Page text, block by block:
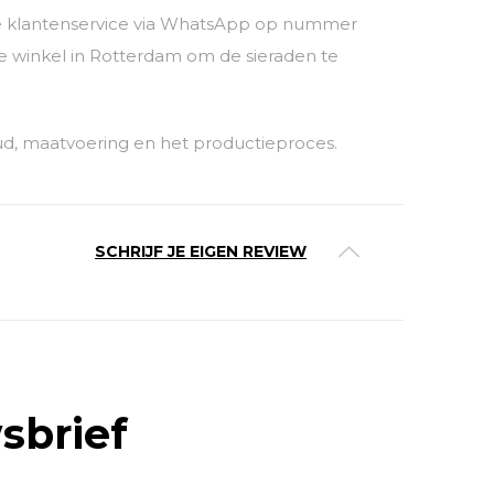
via WhatsApp op nummer
winkel in Rotterdam om de sieraden te
maatvoering en het productieproces.
SCHRIJF JE EIGEN REVIEW